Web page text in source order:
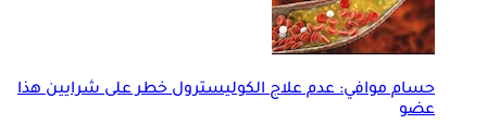
حسام موافي: عدم علاج الكوليسترول خطر على شرايين هذا
عضو